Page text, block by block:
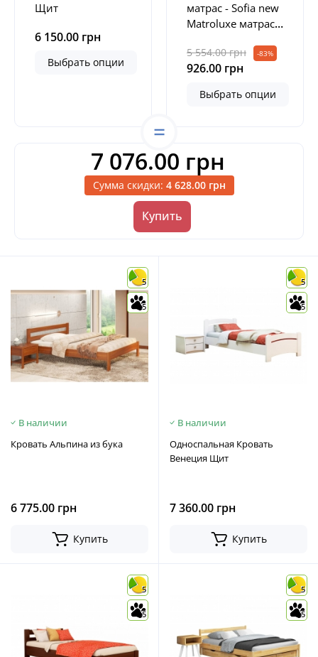
Щит
6 150.00 грн
Выбрать опции
матрас - Sofia new
Matroluxe матрас
5 554.00 грн -83%
926.00 грн
Выбрать опции
7 076.00 грн
Сумма скидки: 4 628.00 грн
Купить
5
5
В наличии
Кровать Альпина из бука
6 775.00 грн
Купить
5
5
В наличии
Односпальная Кровать
Венеция Щит
7 360.00 грн
Купить
5
5
5
5